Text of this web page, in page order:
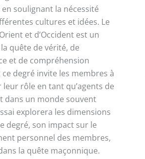
soulignant la nécessité
cultures et idées. Le
et d’Occident est un
quête de vérité, de
et de compréhension
degré invite les membres à
rôle en tant qu’agents de
dans un monde souvent
explorera les dimensions
degré, son impact sur le
personnel des membres,
la quête maçonnique.